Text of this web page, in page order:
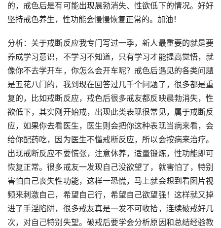
的，戒色后是有可能出现晨勃消失、性欲低下的情况。好好
坚持戒色养生，性功能会慢慢恢复正常的。加油！
分析：关于戒断反应我专门写过一季，新人最重要的就是要
养成学习意识，不学习不知道，只有学习才能提高觉悟，就
像你不去学开车，你怎么会开车呢？戒色后遇见的各类问题
是五花八门的，我到现在回答过几千个问题了，很多都是重
复的，比如戒断反应，戒色后很多戒友都反映晨勃消失，性
欲低下，其实刚开始戒，出现此类表现很常见，属于戒断反
应，如果你去看医生，医生则会把你这种表现当病来看，会
给你配药吃，因为医生不懂戒断反应，所以会按病来治疗。
出现戒断反应不要慌张，注意休养，适量锻炼，性功能即可
恢复正常。很多戒友一发现自己没欲望了，就害怕了，特别
害怕自己丧失性功能，这样一恐慌，马上就会想到看图片视
频来刺激自己，希望自己行，希望自己欲望强！这样就又掉
进了手淫陷阱，很多戒友真是一发不可收拾，连续破戒好几
次，对自己特别失望。破戒后要学会分析原因和总结经验教